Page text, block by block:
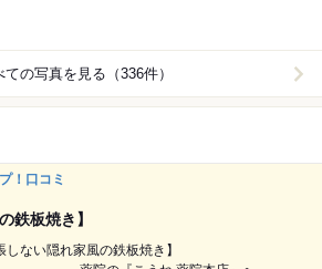
ての写真を見る（336件）
！口コミ
鉄板焼き】